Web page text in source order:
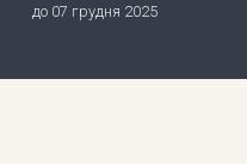
до 07 грудня 2025